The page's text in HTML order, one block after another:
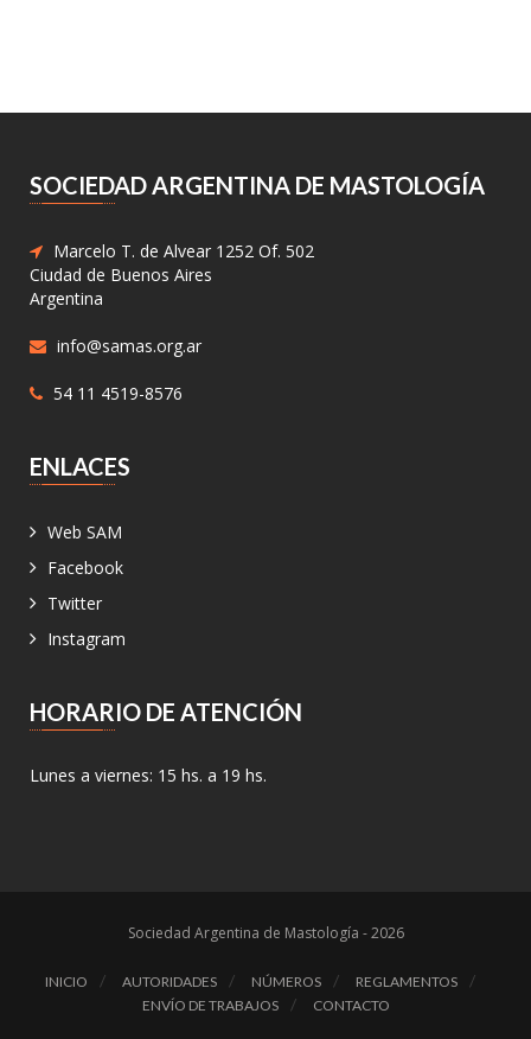
SOCIEDAD ARGENTINA DE MASTOLOGÍA
Marcelo T. de Alvear 1252 Of. 502
Ciudad de Buenos Aires
Argentina
info@samas.org.ar
54 11 4519-8576
ENLACES
Web SAM
Facebook
Twitter
Instagram
HORARIO DE ATENCIÓN
Lunes a viernes: 15 hs. a 19 hs.
Sociedad Argentina de Mastología - 2026
INICIO AUTORIDADES NÚMEROS
REGLAMENTOS
ENVÍO DE TRABAJOS
CONTACTO